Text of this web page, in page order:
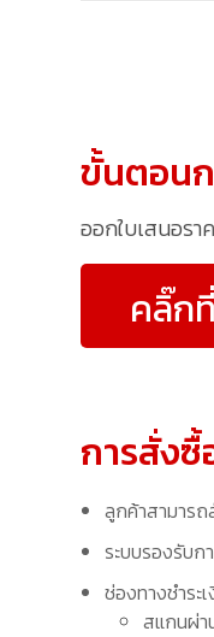
ขั้นตอนก
ออกใบเสนอรา
คลิ๊ก
การสั่งซื้
ลูกค้าสามารถ
ระบบรองรับ
ช่องทางชำระ
สแกนผ่า